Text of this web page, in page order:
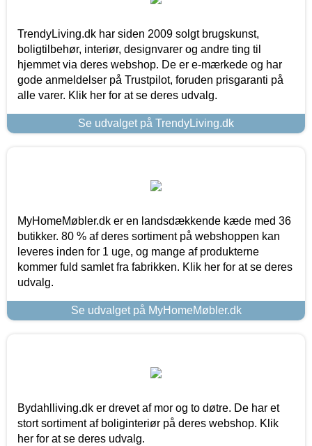
TrendyLiving.dk har siden 2009 solgt brugskunst,
boligtilbehør, interiør, designvarer og andre ting til
hjemmet via deres webshop. De er e-mærkede og har
gode anmeldelser på Trustpilot, foruden prisgaranti på
alle varer. Klik her for at se deres udvalg.
Se udvalget på TrendyLiving.dk
MyHomeMøbler.dk er en landsdækkende kæde med 36
butikker. 80 % af deres sortiment på webshoppen kan
leveres inden for 1 uge, og mange af produkterne
kommer fuld samlet fra fabrikken. Klik her for at se deres
udvalg.
Se udvalget på MyHomeMøbler.dk
Bydahlliving.dk er drevet af mor og to døtre. De har et
stort sortiment af boliginteriør på deres webshop. Klik
her for at se deres udvalg.